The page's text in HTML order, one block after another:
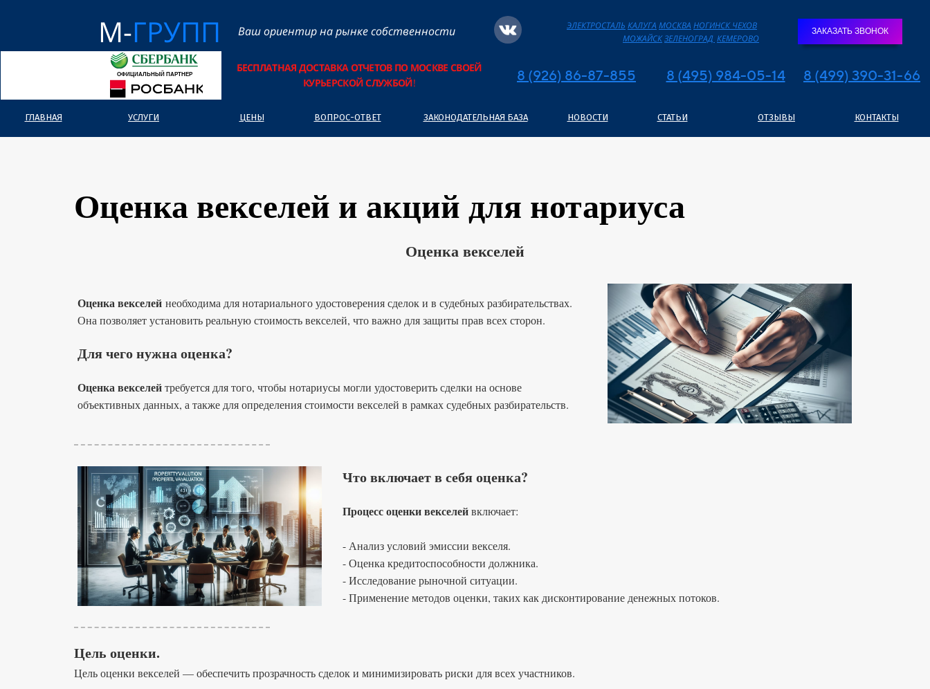
М-ГРУПП Ваш ориентир на рынке собственности ЭЛЕКТРОСТАЛЬ КАЛУГА МОСКВА НОГИНСКЧЕХОВ
МОЖАЙСКЗЕЛЕНОГРАД КЕМЕРОВО
ЗАКАЗАТЬ ЗВОНОК
ОФИЦИАЛЬНЫЙ ПАРТНЕР
БЕСПЛАТНАЯ ДОСТАВКА ОТЧЕТОВ ПО МОСКВЕ СВОЕЙ
КУРЬЕРСКОЙ СЛУЖБОЙ! 8 (926) 86-87-855 8 (495) 984-05-14 8 (499) 390-31-66
ГЛАВНАЯ УСЛУГИ ЦЕНЫ ВОПРОС-ОТВЕТ ЗАКОНОДАТЕЛЬНАЯ БАЗА НОВОСТИ СТАТЬИ ОТЗЫВЫ КОНТАКТЫ
Оценка векселей и акций для нотариуса
Оценка векселей
Оценка векселей необходима для нотариального удостоверения сделок и в судебных разбирательствах.
Она позволяет установить реальную стоимость векселей, что важно для защиты прав всех сторон.
Для чего нужна оценка?
Оценка векселейтребуется для того, чтобы нотариусы могли удостоверить сделки на основе
объективных данных, а также для определения стоимости векселей в рамках судебных разбирательств.
Что включает в себя оценка?
Процесс оценки векселейвключает:
- Анализ условий эмиссии векселя.
- Оценка кредитоспособности должника.
- Исследование рыночной ситуации.
- Применение методов оценки, таких как дисконтирование денежных потоков.
Цель оценки.
Цель оценки векселей — обеспечить прозрачность сделок и минимизировать риски для всех участников.